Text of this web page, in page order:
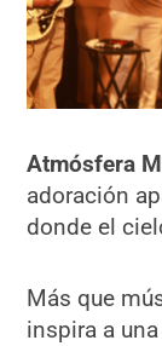
Atmósfera
adoración
donde el
Más que
inspira a